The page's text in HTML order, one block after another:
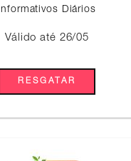
Informativos Diários
Válido até 26/05
RESGATAR